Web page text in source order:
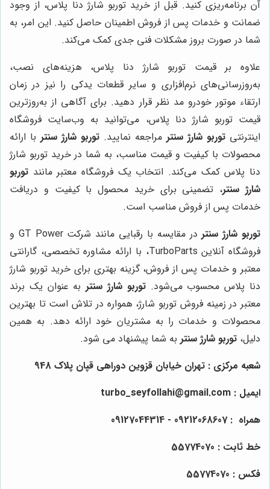
آن برنامه‌ریزی کنید. قبل از خرید توربو شارژ دنا پلاس، از وجود
ضمانت و خدمات پس از فروش اطمینان حاصل کنید. این امر، به
شما در صورت بروز مشکلات فنی جدی کمک می‌کند.
علاوه بر قیمت توربو شارژ دنا پلاس، هزینه‌های نصب،
به‌روزرسانی‌های نرم‌افزاری و سایر قطعات یدکی را نیز در زمان
ارتقاء موتور خودرو مد نظر قرار دهید. برای آگاهی از به‌روزترین
قیمت توربو شارژ دنا پلاس، می‌توانید به وب‌سایت فروشگاه
اینترنتی توربو شارژ سنتر مراجعه نمایید. توربو شارژ سنتر با ارائه
محصولات با کیفیت و قیمت مناسب، به شما در خرید توربو شارژ
دنا پلاس کمک می‌کند. انتخاب یک فروشگاه معتبر مانند توربو
شارژ سنتر، تضمینی برای خرید محصول با کیفیت و دریافت
خدمات پس از فروش مناسب است.
توربو شارژ سنتر
در مقایسه با رقبایی مانند شرکت GT Power و
فروشگاه آنلاین TurboParts، با ارائه مشاوره تخصصی، گارانتی
معتبر و خدمات پس از فروش، گزینه بهتری برای خرید توربو شارژ
دنا پلاس محسوب می‌شود.توربو شارژ سنتربه عنوان یک برند
معتبر در زمینه فروش توربو شارژ، همواره در تلاش است تا بهترین
محصولات و خدمات را به مشتریان خود ارائه دهد. به همین
دلیل، توربو شارژ سنتر به شما پیشنهاد می شود.
شعبه مرکزی : تهران خیابان قزوین دوراهی قپان پلاک 948
ایمیل : turbo_seyfollahi@gmail.com
همراه : 09212068607 - 09127044314
خط ثابت : 55774070
فکس : 55774070